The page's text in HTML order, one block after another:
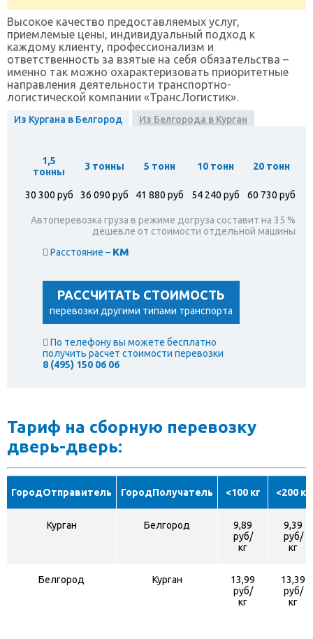
Высокое качество предоставляемых услуг,
приемлемые цены, индивидуальный подход к
каждому клиенту, профессионализм и
ответственность за взятые на себя обязательства –
именно так можно охарактеризовать приоритетные
направления деятельности транспортно-
логистической компании «ТрансЛогистик».
Из Кургана в Белгород Из Белгорода в Курган
1,5
тонны
3 тонны 5 тонн 10 тонн 20 тонн
30 300 руб 36 090 руб 41 880 руб 54 240 руб 60 730 руб
Автоперевозка груза в режиме догруза составит на 35 %
дешевле от стоимости отдельной машины
Расстояние – км
РАССЧИТАТЬ СТОИМОСТЬ
перевозки другими типами транспорта
По телефону вы можете бесплатно
получить расчет стоимости перевозки
8 (495) 150 06 06
Тариф на сборную перевозку
дверь-дверь:
ГородОтправитель ГородПолучатель <100 кг <200 кг
Курган Белгород
9,89
руб/
кг
9,39
руб/
кг
Белгород Курган
13,99
руб/
кг
13,39
руб/
кг